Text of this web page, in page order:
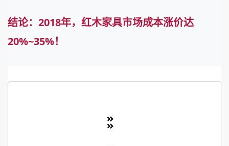
结论：2018年，红木家具市场成本涨价达
20%~35%！